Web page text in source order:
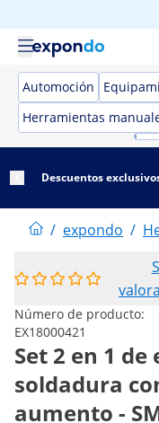
Automoción
Herramientas
Descuentos
/ expondo /
Número de producto:
EX18000421
Set 2 en 1
soldadura
aumento -